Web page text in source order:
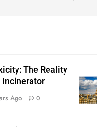
The Reality
Incinerator
Ago 0